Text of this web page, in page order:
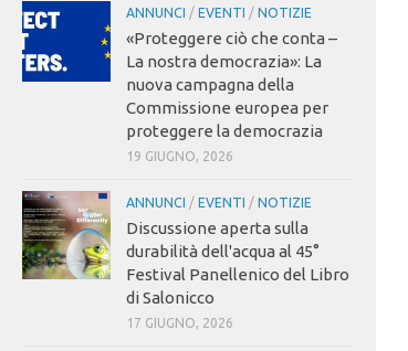
ANNUNCI / EVENTI / NOTIZIE
«Proteggere ciò che conta –
La nostra democrazia»: La
nuova campagna della
Commissione europea per
proteggere la democrazia
19 GIUGNO, 2026
ANNUNCI / EVENTI / NOTIZIE
Discussione aperta sulla
durabilità dell'acqua al 45°
Festival Panellenico del Libro
di Salonicco
17 GIUGNO, 2026